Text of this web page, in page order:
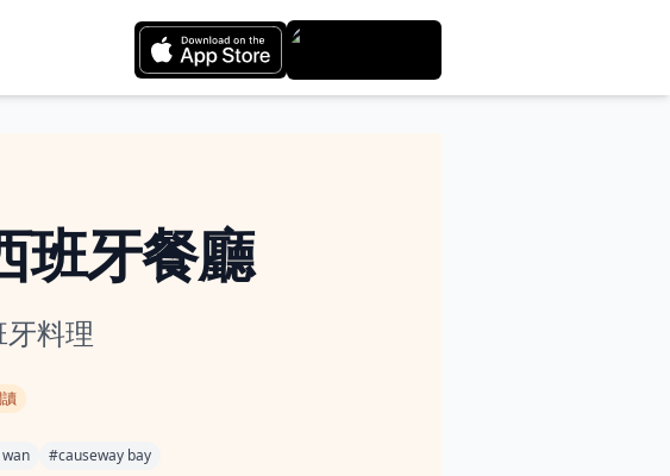
班牙餐廳
料理
#causeway bay